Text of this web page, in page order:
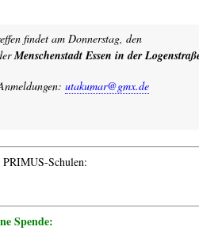
findet am Donnerstag, den
Menschenstadt Essen in der
utakumar@gmx.de
Schulen:
Spende: